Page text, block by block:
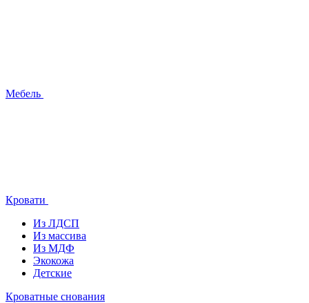
Мебель
Кровати
Из ЛДСП
Из массива
Из МДФ
Экокожа
Детские
Кроватные снования